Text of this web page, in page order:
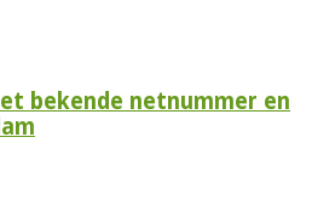
bekende netnummer en